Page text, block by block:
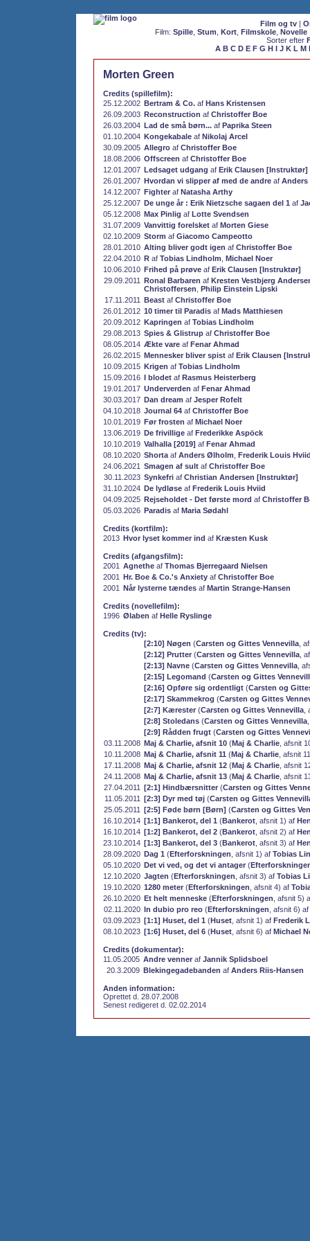
Film og tv|
Film: Spille, Stum Kort, Filmskole, Novelle
Sorter efter
A B C D E F G H I J K L M
Morten Green
Credits (spillefilm):
25.12.2002 Bertram & Co. af Hans Kristensen
26.09.2003 Reconstruction af Christoffer Boe
26.03.2004 Lad de små børn... af Paprika Steen
01.10.2004 Kongekabale af Nikolaj Arcel
30.09.2005 Allegro af Christoffer Boe
18.08.2006 Offscreen af Christoffer Boe
12.01.2007 Ledsaget udgang af Erik Clausen [Instruktør]
26.01.2007 Hvordan vi slipper af med de andre af Anders
14.12.2007 Fighter af Natasha Arthy
25.12.2007 De unge år : Erik Nietzsche sagaen del 1 af
05.12.2008 Max Pinlig af Lotte Svendsen
31.07.2009 Vanvittig forelsket af Morten Giese
02.10.2009 Storm af Giacomo Campeotto
28.01.2010 Alting bliver godt igen af Christoffer Boe
22.04.2010 R af Tobias Lindholm Michael Noer
10.06.2010 Frihed på prøve af Erik Clausen [Instruktør]
29.09.2011 Ronal Barbaren af Kresten Vestbjerg
Christoffersen Philip Einstein Lipski
17.11.2011 Beast af Christoffer Boe
26.01.2012 10 timer til Paradis af Mads Matthiesen
20.09.2012 Kapringen af Tobias Lindholm
29.08.2013 Spies & Glistrup af Christoffer Boe
08.05.2014 Ækte vare af Fenar Ahmad
26.02.2015 Mennesker bliver spist af Erik Clausen
10.09.2015 Krigen af Tobias Lindholm
15.09.2016 I blodet af Rasmus Heisterberg
19.01.2017 Underverden af Fenar Ahmad
30.03.2017 Dan dream af Jesper Rofelt
04.10.2018 Journal 64 af Christoffer Boe
10.01.2019 Før frosten af Michael Noer
13.06.2019 De frivillige af Frederikke Aspöck
10.10.2019 Valhalla [2019] af Fenar Ahmad
08.10.2020 Shorta af Anders Ølholm Frederik Louis
24.06.2021 Smagen af sult af Christoffer Boe
30.11.2023 Synkefri af Christian Andersen [Instruktør]
31.10.2024 De lydløse af Frederik Louis Hviid
04.09.2025 Rejseholdet - Det første mord af Christoffer
05.03.2026 Paradis af Maria Sødahl
Credits (kortfilm):
2013 Hvor lyset kommer ind af Kræsten Kusk
Credits (afgangsfilm):
2001 Agnethe af Thomas Bjerregaard Nielsen
2001 Hr. Boe & Co.'s Anxiety af Christoffer Boe
2001 Når lysterne tændes af Martin Strange-Hansen
Credits (novellefilm):
1996 Ølaben af Helle Ryslinge
Credits (tv):
[2:10] Nøgen (Carsten og Gittes Vennevilla ,
[2:12] Prutter (Carsten og Gittes Vennevilla ,
[2:13] Navne (Carsten og Gittes Vennevilla ,
[2:15] Legomand (Carsten og Gittes
[2:16] Opføre sig ordentligt (Carsten og
[2:17] Skammekrog (Carsten og Gittes
[2:7] Kærester (Carsten og Gittes Vennevilla
[2:8] Stoledans (Carsten og Gittes Vennevilla
[2:9] Rådden frugt (Carsten og Gittes
03.11.2008 Maj & Charlie, afsnit 10 (Maj & Charlie , afsnit
10.11.2008 Maj & Charlie, afsnit 11 (Maj & Charlie , afsnit
17.11.2008 Maj & Charlie, afsnit 12 (Maj & Charlie , afsnit
24.11.2008 Maj & Charlie, afsnit 13 (Maj & Charlie , afsnit
27.04.2011 [2:1] Hindbærsnitter (Carsten og Gittes
11.05.2011 [2:3] Dyr med tøj (Carsten og Gittes
25.05.2011 [2:5] Føde børn [Børn] (Carsten og Gittes
16.10.2014 [1:1] Bankerot, del 1 (Bankerot , afsnit 1) af
16.10.2014 [1:2] Bankerot, del 2 (Bankerot , afsnit 2) af
23.10.2014 [1:3] Bankerot, del 3 (Bankerot , afsnit 3) af
28.09.2020 Dag 1 (Efterforskningen , afsnit 1) af Tobias
05.10.2020 Det vi ved, og det vi antager (
12.10.2020 Jagten (Efterforskningen , afsnit 3) af Tobias
19.10.2020 1280 meter (Efterforskningen , afsnit 4) af
26.10.2020 Et helt menneske (Efterforskningen , afsnit 5)
02.11.2020 In dubio pro reo (Efterforskningen , afsnit 6) af
03.09.2023 [1:1] Huset, del 1 (Huset , afsnit 1) af Frederik
08.10.2023 [1:6] Huset, del 6 (Huset , afsnit 6) af Michael
Credits (dokumentar):
11.05.2005 Andre venner af Jannik Splidsboel
20.3.2009 Blekingegadebanden af Anders Riis-Hansen
Anden information:
Oprettet d. 28.07.2008
Senest redigeret d. 02.02.2014